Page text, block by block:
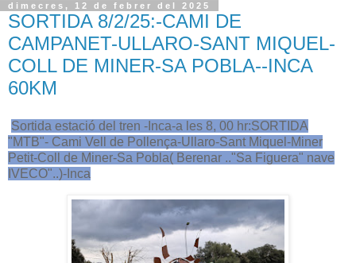
dimecres, 12 de febrer del 2025
SORTIDA 8/2/25:-CAMI DE
CAMPANET-ULLARO-SANT MIQUEL-
COLL DE MINER-SA POBLA--INCA
60KM
Sortida estació del tren -Inca-a les 8, 00 hr:SORTIDA
"MTB"- Cami Vell de Pollença-Ullaro-Sant Miquel-Miner
Petit-Coll de Miner-Sa Pobla( Berenar .."Sa Figuera" nave
IVECO"..)-Inca